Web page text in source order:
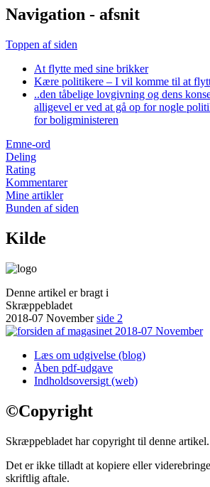
Navigation - afsnit
Toppen af siden
At flytte med sine brikker
Kære politikere – I vil komme til at
..den tåbelige lovgivning og dens
alligevel er ved at gå op for nogle
for boligministeren
Emne-ord
Deling
Rating
Kommentarer
Mine artikler
Bunden af siden
Kilde
Denne artikel er bragt i
Skræppebladet
2018-07 Novemberside 2
Læs om udgivelse (blog)
Åben pdf-udgave
Indholdsoversigt (web)
©Copyright
Skræppebladet har copyright til denne artikel.
Det er ikke tilladt at kopiere eller
skriftlig aftale.